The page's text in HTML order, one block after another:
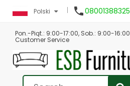
Polski 08001388325
Pon.-Piąt.: 9:00-17:00, Sob.: 9:00-16:00
Customer Service